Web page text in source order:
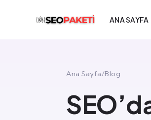
ANA SAYFA
Ana Sayfa/Blog